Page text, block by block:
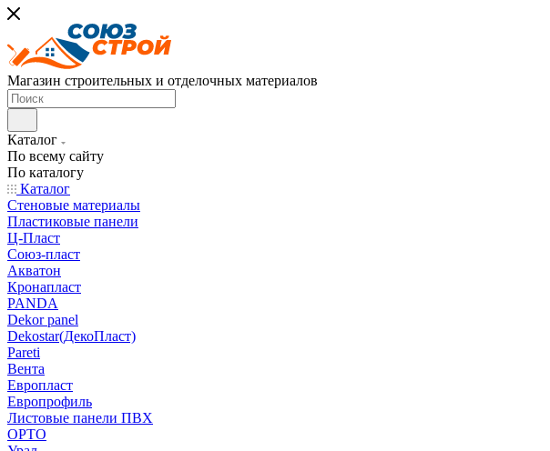
Магазин строительных и отделочных материалов
Каталог
По всему сайту
По каталогу
Каталог
Стеновые материалы
Пластиковые панели
Ц-Пласт
Союз-пласт
Акватон
Кронапласт
PANDA
Dekor panel
Dekostar(ДекоПласт)
Pareti
Вента
Европласт
Европрофиль
Листовые панели ПВХ
ОРТО